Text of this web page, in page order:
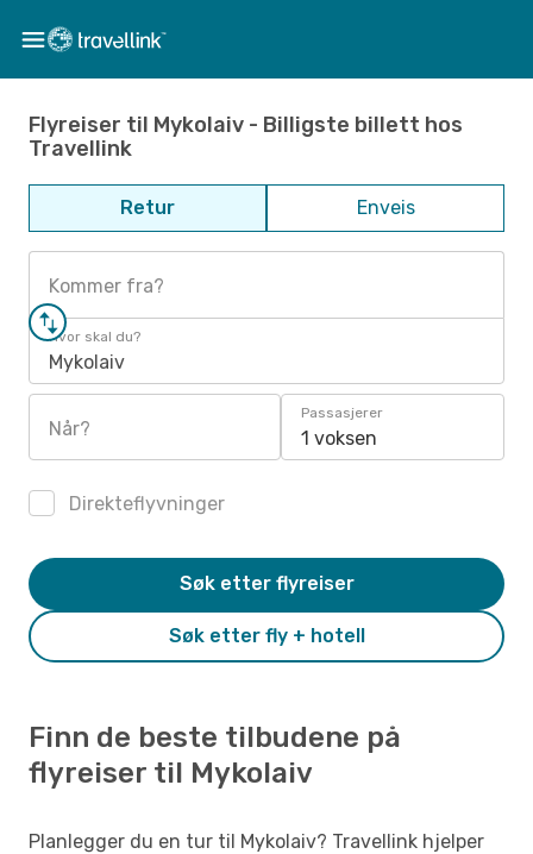
Flyreiser til Mykolaiv - Billigste billett hos
Travellink
Retur Enveis
Kommer fra?
Hvor skal du?
Mykolaiv
Når?
Passasjerer
1 voksen
Direkteflyvninger
Søk etter fly + hotell
Søk etter flyreiser
Finn de beste tilbudene på
flyreiser til Mykolaiv
Planlegger du en tur til Mykolaiv? Travellink hjelper